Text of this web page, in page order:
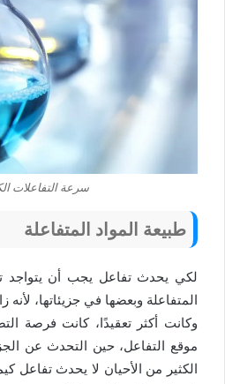
سرعة التفاعلات
طبيعة المواد المتفاعلة
لكي يحدث تفاعل يجب أن يتواجد
المتفاعلة وبعضها في جزيئاتها،
وكانت أكثر تعقيدًا، كانت فرصة
موقع التفاعل، حين التحدث عن
الكثير من الأحيان لا يحدث تفاعل